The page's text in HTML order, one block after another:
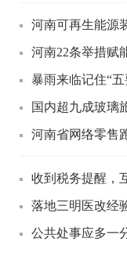
河南可再生能源
河南22条举措赋
暴雨来临记住“
国内超九成玻璃
河南省网络零售
收到税务提醒，
落地三明医改经
公共处事应多一